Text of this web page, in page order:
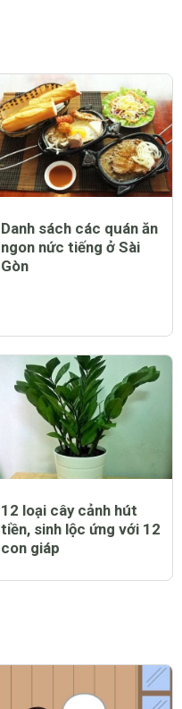
Danh sách các quán ăn
ngon nức tiếng ở Sài
Gòn
12 loại cây cảnh hút
tiền, sinh lộc ứng với 12
con giáp